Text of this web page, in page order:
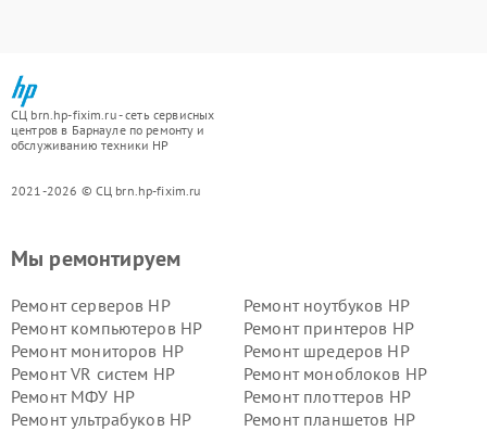
СЦ brn.hp-fixim.ru - сеть сервисных
центров в Барнауле по ремонту и
обслуживанию техники HP
2021-2026 © СЦ brn.hp-fixim.ru
Мы ремонтируем
Ремонт серверов HP
Ремонт ноутбуков HP
Ремонт компьютеров HP
Ремонт принтеров HP
Ремонт мониторов HP
Ремонт шредеров HP
Ремонт VR систем HP
Ремонт моноблоков HP
Ремонт МФУ HP
Ремонт плоттеров HP
Ремонт ультрабуков HP
Ремонт планшетов HP